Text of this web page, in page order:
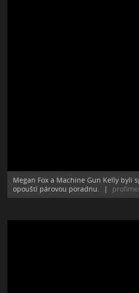
Megan Fox a Machine Gun Kelly byli
opouští párovou poradnu.
|